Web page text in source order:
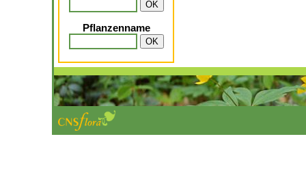
Pflanzenname